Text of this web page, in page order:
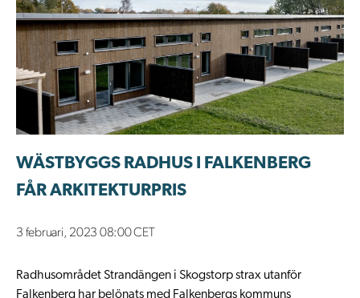
3 februari, 2023 08:00 CET
WÄSTBYGGS RADHUS I FALKENBERG
FÅR ARKITEKTURPRIS
Radhusområdet Strandängen i Skogstorp strax utanför
Falkenberg har belönats med Falkenbergs kommuns